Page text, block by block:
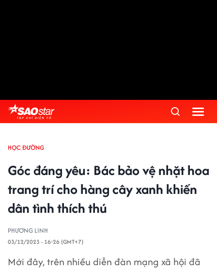
HỌC ĐƯỜNG
Góc đáng yêu: Bác bảo vệ nhặt hoa
trang trí cho hàng cây xanh khiến
dân tình thích thú
PHƯƠNG LINH
03/12/2023 - 16:26 (GMT+7)
Mới đây, trên nhiều diễn đàn mạng xã hội đã